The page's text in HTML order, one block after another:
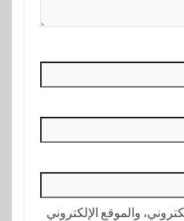
والموقع الإلكتروني